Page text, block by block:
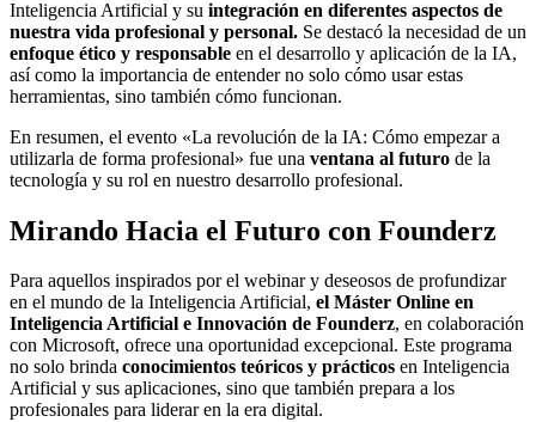
Inteligencia Artificial y su integración en diferentes aspectos de
nuestra vida profesional y personal. Se destacó la necesidad de un
enfoque ético y responsable en el desarrollo y aplicación de la IA,
así como la importancia de entender no solo cómo usar estas
herramientas, sino también cómo funcionan.
En resumen, el evento «La revolución de la IA: Cómo empezar a
utilizarla de forma profesional» fue una ventana al futuro de la
tecnología y su rol en nuestro desarrollo profesional.
Mirando Hacia el Futuro con Founderz
Para aquellos inspirados por el webinar y deseosos de profundizar
en el mundo de la Inteligencia Artificial, el Máster Online en
Inteligencia Artificial e Innovación de Founderz, en colaboración
con Microsoft, ofrece una oportunidad excepcional. Este programa
no solo brinda conocimientos teóricos y prácticos en Inteligencia
Artificial y sus aplicaciones, sino que también prepara a los
profesionales para liderar en la era digital.